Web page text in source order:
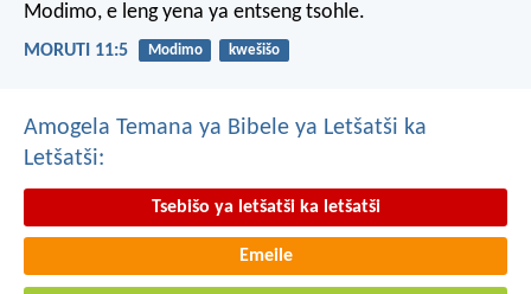
Modimo, e leng yena ya entseng tsohle.
MORUTI 11:5 Modimo kwešišo
Amogela Temana ya Bibele ya Letšatši ka
Letšatši:
Tsebišo ya letšatši ka letšatši
Emeile